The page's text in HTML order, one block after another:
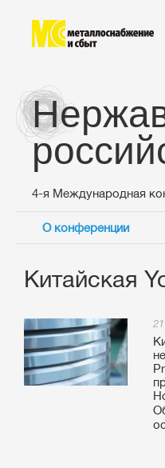
4-я Международная
О конференции
Китайская